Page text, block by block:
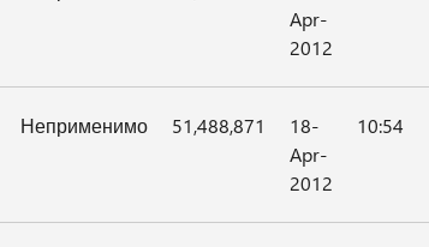
Apr-
2012
Неприменимо 51,488,871
18-
Apr-
2012
10:54